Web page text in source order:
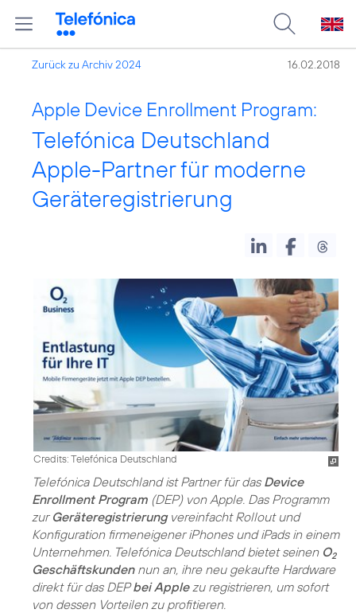
Zurück zu Archiv 2024 16.02.2018
Apple Device Enrollment Program:
Telefónica Deutschland
Apple-Partner für moderne
Geräteregistrierung
Credits: Telefónica Deutschland
Telefónica Deutschland ist Partner für das Device
Enrollment Program (DEP) von Apple. Das Programm
zur Geräteregistrierungvereinfacht Rollout und
Konfiguration firmeneigener iPhones und iPads in einem
Unternehmen. Telefónica Deutschland bietet seinen O2
Geschäftskundennun an, ihre neu gekaufte Hardware
direkt für das DEPbei Applezu registrieren, um sofort
von dessen Vorteilen zu profitieren.